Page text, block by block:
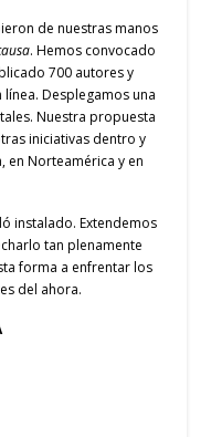
de nuestras manos
. Hemos convocado
700 autores y
Desplegamos una
Nuestra propuesta
iniciativas dentro y
en Norteamérica y en
instalado. Extendemos
tan plenamente
forma a enfrentar los
del ahora.